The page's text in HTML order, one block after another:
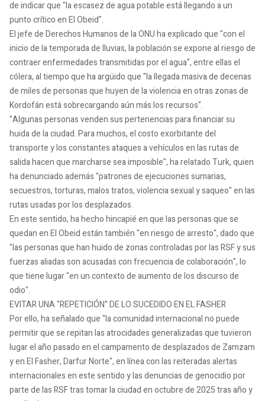
de indicar que "la escasez de agua potable está llegando a un
punto crítico en El Obeid".
El jefe de Derechos Humanos de la ONU ha explicado que "con el
inicio de la temporada de lluvias, la población se expone al riesgo de
contraer enfermedades transmitidas por el agua", entre ellas el
cólera, al tiempo que ha argüido que "la llegada masiva de decenas
de miles de personas que huyen de la violencia en otras zonas de
Kordofán está sobrecargando aún más los recursos".
"Algunas personas venden sus pertenencias para financiar su
huida de la ciudad. Para muchos, el costo exorbitante del
transporte y los constantes ataques a vehículos en las rutas de
salida hacen que marcharse sea imposible", ha relatado Turk, quien
ha denunciado además "patrones de ejecuciones sumarias,
secuestros, torturas, malos tratos, violencia sexual y saqueo" en las
rutas usadas por los desplazados.
En este sentido, ha hecho hincapié en que las personas que se
quedan en El Obeid están también "en riesgo de arresto", dado que
"las personas que han huido de zonas controladas por las RSF y sus
fuerzas aliadas son acusadas con frecuencia de colaboración", lo
que tiene lugar "en un contexto de aumento de los discurso de
odio".
EVITAR UNA "REPETICIÓN" DE LO SUCEDIDO EN EL FASHER
Por ello, ha señalado que "la comunidad internacional no puede
permitir que se repitan las atrocidades generalizadas que tuvieron
lugar el año pasado en el campamento de desplazados de Zamzam
y en El Fasher, Darfur Norte", en línea con las reiteradas alertas
internacionales en este sentido y las denuncias de genocidio por
parte de las RSF tras tomar la ciudad en octubre de 2025 tras año y